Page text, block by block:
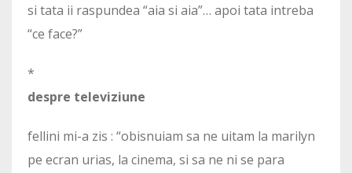
si tata ii raspundea “aia si aia”… apoi tata intreba
“ce face?”
*
despre televiziune
fellini mi-a zis : “obisnuiam sa ne uitam la marilyn
pe ecran urias, la cinema, si sa ne ni se para